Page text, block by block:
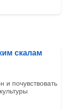
скалам
и почувствовать